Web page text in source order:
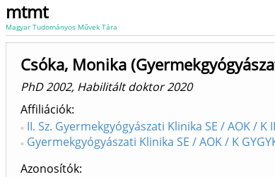
mtmt
Magyar Tudományos Művek Tára
Csóka, Monika
PhD 2002, Habilitált doktor 2020
Affiliációk
II. Sz. Gyermekgyógyászati Klinika SE / AOK / K
Gyermekgyógyászati Klinika SE / AOK / K
Azonosítók